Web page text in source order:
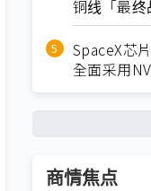
铜线「最终
SpaceX芯
全面采用
商情焦点